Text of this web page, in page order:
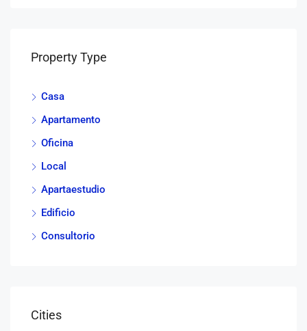
Property Type
Casa
Apartamento
Oficina
Local
Apartaestudio
Edificio
Consultorio
Cities